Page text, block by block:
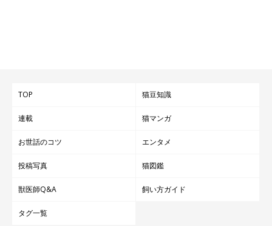
TOP 猫豆知識
連載 猫マンガ
お世話のコツ エンタメ
投稿写真 猫図鑑
獣医師Q&A 飼い方ガイド
タグ一覧